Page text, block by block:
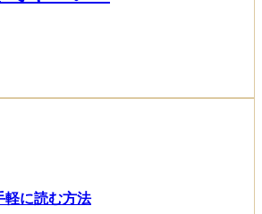
軽に読む方法